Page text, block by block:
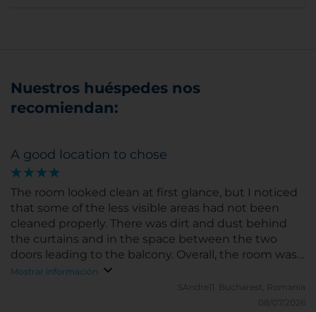
Nuestros huéspedes nos
recomiendan:
A good location to chose
The room looked clean at first glance, but I noticed
that some of the less visible areas had not been
cleaned properly. There was dirt and dust behind
the curtains and in the space between the two
doors leading to the balcony. Overall, the room was
acceptable, but I think more attention should be
paid to details and hard-to-reach areas during
Mostrar información
SAndre11.
Bucharest, Romania
08/07/2026